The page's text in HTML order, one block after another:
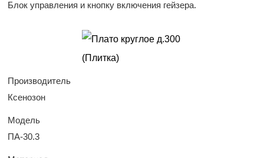
Блок управления и кнопку включения гейзера.
Производитель
Ксенозон
Модель
ПА-30.3